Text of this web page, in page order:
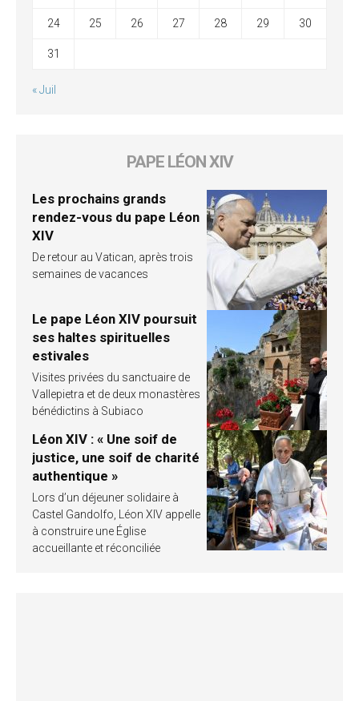
24 25 26 27 28 29 30
31
« Juil
PAPE LÉON XIV
Les prochains grands
rendez-vous du pape Léon
XIV
De retour au Vatican, après trois
semaines de vacances
Le pape Léon XIV poursuit
ses haltes spirituelles
estivales
Visites privées du sanctuaire de
Vallepietra et de deux monastères
bénédictins à Subiaco
Léon XIV : « Une soif de
justice, une soif de charité
authentique »
Lors d’un déjeuner solidaire à
Castel Gandolfo, Léon XIV appelle
à construire une Église
accueillante et réconciliée